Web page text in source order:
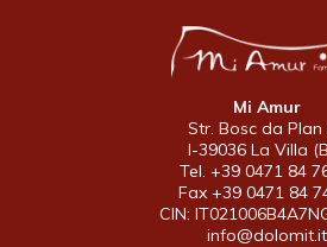
Mi Amur
Str. Bosc da Plan
I-39036 La Villa
Tel. +39 0471 84
Fax +39 0471 84
CIN:
info@dolomit.it